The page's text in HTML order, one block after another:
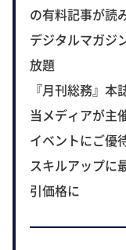
の有料記事が読
デジタルマガジ
放題
『月刊総務』
当メディアが主
イベントにご優
スキルアップに
引価格に